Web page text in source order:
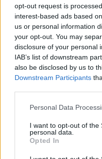
opt-out request is
interest-based ads based
us or personal information
your opt-out. You may
disclosure of your personal
IAB’s list of downstream
also be disclosed by us to
Downstream Participants
Please note that this
not limited to your visit or
grant or deny consent to
use your data for below
consent section.
Personal Data
I want to opt-out of the
personal data.
Opted In
0,48 € (iva
( 0